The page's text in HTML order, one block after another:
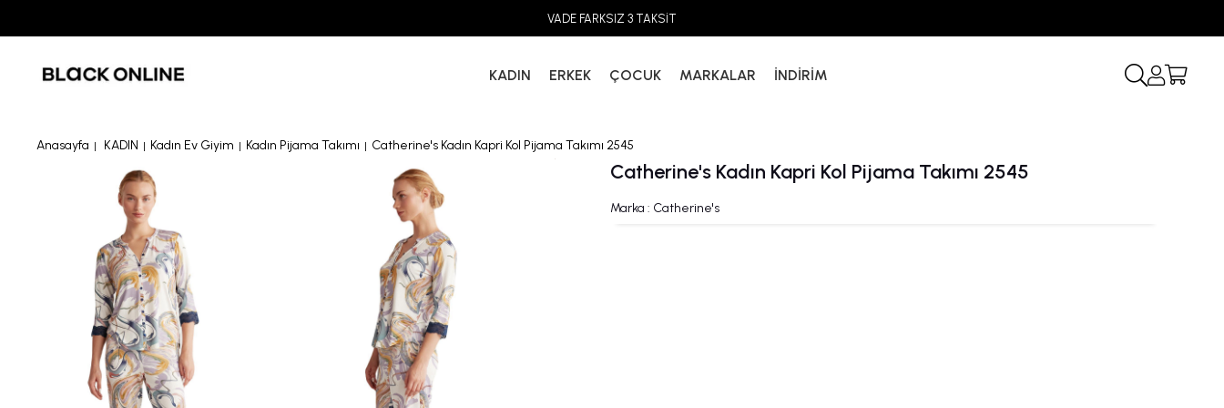
VADE FARKSIZ 3 TAKSİT
KADIN ERKEK ÇOCUK MARKALAR İNDİRİM
Anasayfa KADIN Kadın Ev Giyim Kadın Pijama Takımı Catherine's Kadın Kapri Kol Pijama Takımı 2545
Catherine's Kadın Kapri Kol Pijama Takımı 2545
Marka : Catherine's